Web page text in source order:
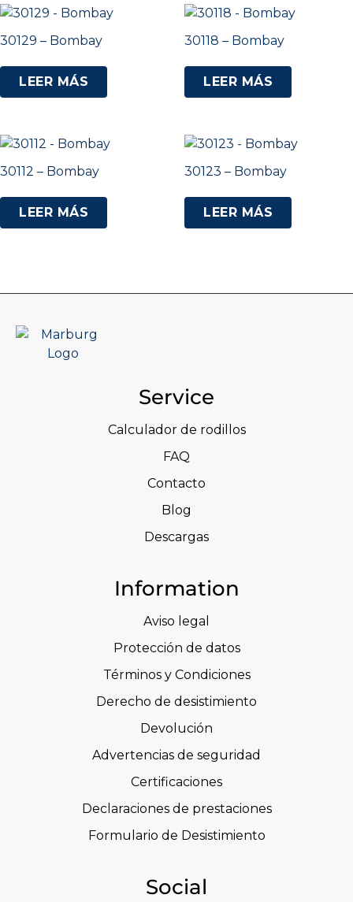
30129 – Bombay
LEER MÁS
30118 – Bombay
LEER MÁS
30112 – Bombay
LEER MÁS
30123 – Bombay
LEER MÁS
Service
Calculador de rodillos
FAQ
Contacto
Blog
Descargas
Information
Aviso legal
Protección de datos
Términos y Condiciones
Derecho de desistimiento
Devolución
Advertencias de seguridad
Certificaciones
Declaraciones de prestaciones
Formulario de Desistimiento
Social